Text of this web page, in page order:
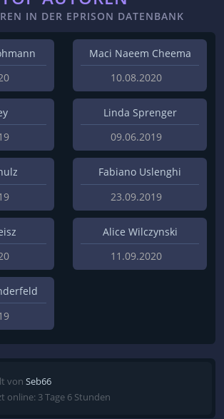
IN DER EPRISON DATENBANK
Maci Naeem Cheema
10.08.2020
Linda Sprenger
09.06.2019
Fabiano Uslenghi
23.09.2019
Alice Wilczynski
11.09.2020
von Seb66
online: 3 Tage 6 Stunden